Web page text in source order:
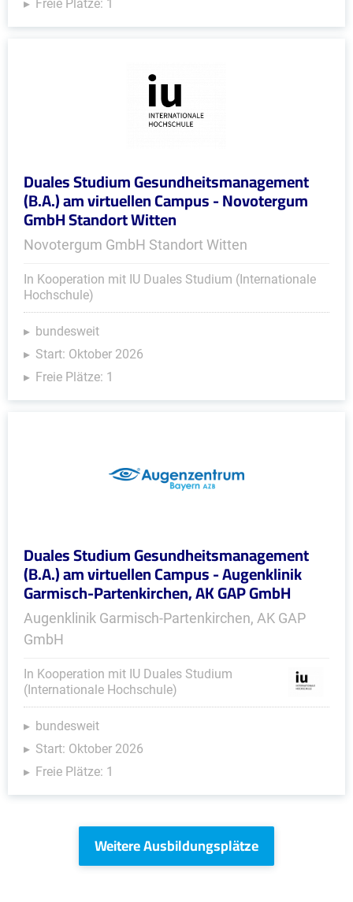
Freie Plätze: 1
Duales Studium Gesundheitsmanagement
(B.A.) am virtuellen Campus - Novotergum
GmbH Standort Witten
Novotergum GmbH Standort Witten
In Kooperation mit IU Duales Studium (Internationale
Hochschule)
bundesweit
Start: Oktober 2026
Freie Plätze: 1
Duales Studium Gesundheitsmanagement
(B.A.) am virtuellen Campus - Augenklinik
Garmisch-Partenkirchen, AK GAP GmbH
Augenklinik Garmisch-Partenkirchen, AK GAP
GmbH
In Kooperation mit IU Duales Studium
(Internationale Hochschule)
bundesweit
Start: Oktober 2026
Freie Plätze: 1
Weitere Ausbildungsplätze